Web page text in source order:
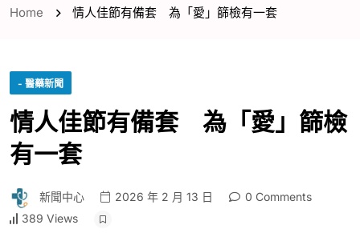
Home 情人佳節有備套 為「愛」篩檢有一套
- 醫藥新聞
情人佳節有備套 為「愛」篩檢
有一套
新聞中心 2026 年 2 月 13 日
0 Comments
389 Views